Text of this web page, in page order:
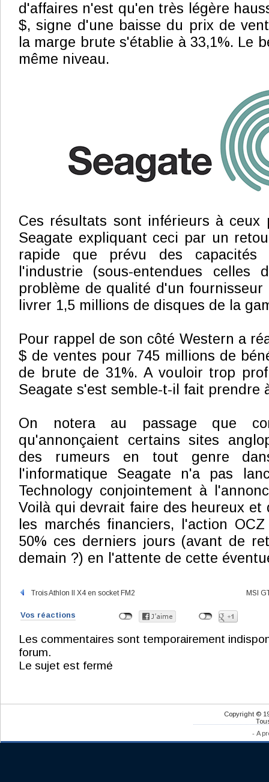
d'affaires n'est qu'en très légère
$, signe d'une baisse du prix de
la marge brute s'établie à 33,1%. Le
même niveau.
Ces résultats sont inférieurs à ceux
Seagate expliquant ceci par un
rapide que prévu des capacités
l'industrie (sous-entendues celles
problème de qualité d'un fournisseur
livrer 1,5 millions de disques de la
Pour rappel de son côté Western a
$ de ventes pour 745 millions de
de brute de 31%. A vouloir trop
Seagate s'est semble-t-il fait prendre
On notera au passage que
qu'annonçaient certains sites
des rumeurs en tout genre
l'informatique Seagate n'a pas
Technology conjointement à
Voilà qui devrait faire des heureux et
les marchés financiers, l'action
50% ces derniers jours (avant de
demain ?) en l'attente de cette
Trois Athlon II X4 en socket FM2 MSI
Vos réactions
Les commentaires sont temporairement
forum.
Le sujet est fermé
Copyright ©
- A